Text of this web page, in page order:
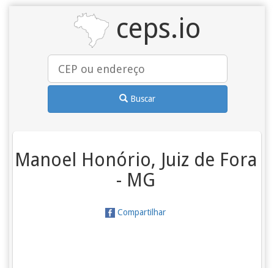
ceps.io
Buscar
Manoel Honório, Juiz de Fora
- MG
Compartilhar